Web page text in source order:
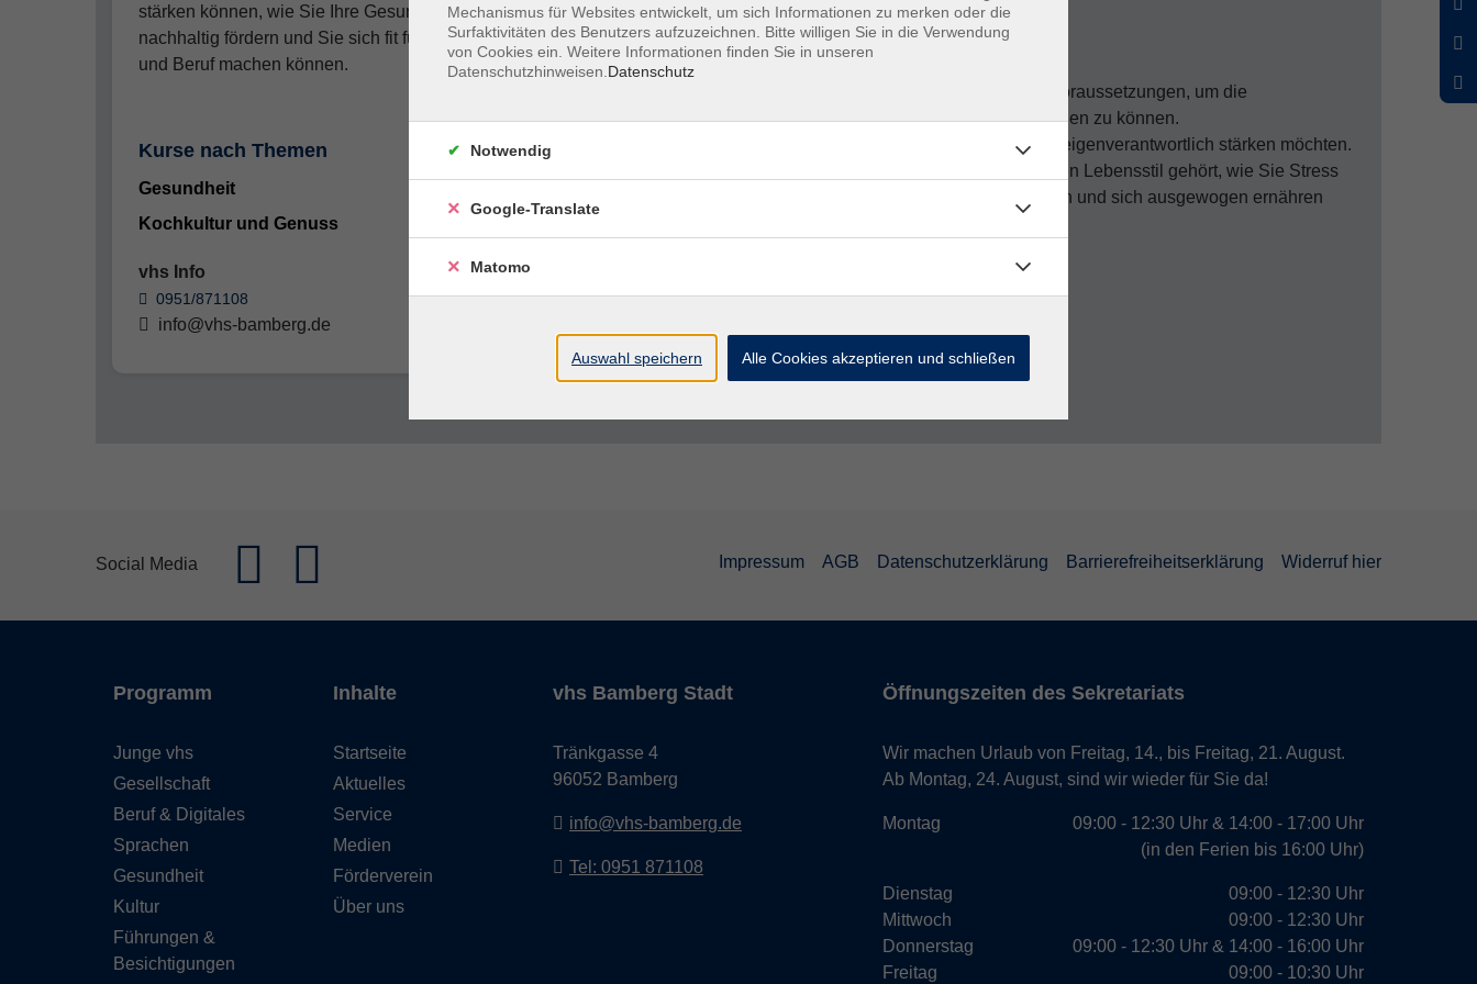
stärken können, wie Sie Ihre Gesundheit
nachhaltig fördern und Sie sich fit für Alltag
und Beruf machen können.
Kurse nach Themen
Gesundheit
Kochkultur und Genuss
vhs Info
0951/871108
info@vhs-bamberg.de
VHS macht gesünder!
Körperliches und psychisches Wohlbefinden sind entscheidende Voraussetzungen, um die
Herausforderungen im Beruf und im Privatleben erfolgreich bewältigen zu können.
Gesundheitskompetenz ist unerlässlich, wenn Sie Ihre Gesundheit eigenverantwortlich stärken möchten.
In unseren Bildungsangeboten erfahren Sie, was zu einem gesunden Lebensstil gehört, wie Sie Stress
abbauen, Ihren Körper positiv wahrnehmen, Ihre eigene Kraft spüren und sich ausgewogen ernähren
Social Media Impressum AGB Datenschutzerklärung Barrierefreiheitserklärung Widerruf hier
Programm
Junge vhs
Gesellschaft
Beruf & Digitales
Sprachen
Gesundheit
Kultur
Führungen &
Besichtigungen
Inhalte
Startseite
Aktuelles
Service
Medien
Förderverein
Über uns
vhs Bamberg Stadt
Tränkgasse 4
96052 Bamberg
info@vhs-bamberg.de
Tel: 0951 871108
Öffnungszeiten des Sekretariats
Wir machen Urlaub von Freitag, 14., bis Freitag, 21. August.
Ab Montag, 24. August, sind wir wieder für Sie da!
Montag
Dienstag
Mittwoch
Donnerstag
Freitag
09:00 - 12:30 Uhr & 14:00 - 17:00 Uhr
(in den Ferien bis 16:00 Uhr)
09:00 - 12:30 Uhr
09:00 - 12:30 Uhr
09:00 - 12:30 Uhr & 14:00 - 16:00 Uhr
09:00 - 10:30 Uhr
Mechanismus für Websites entwickelt, um sich Informationen zu merken oder die
Surfaktivitäten des Benutzers aufzuzeichnen. Bitte willigen Sie in die Verwendung
von Cookies ein. Weitere Informationen finden Sie in unseren
Datenschutzhinweisen. Datenschutz
Notwendig
Google-Translate
Matomo
Auswahl speichern Alle Cookies akzeptieren und schließen